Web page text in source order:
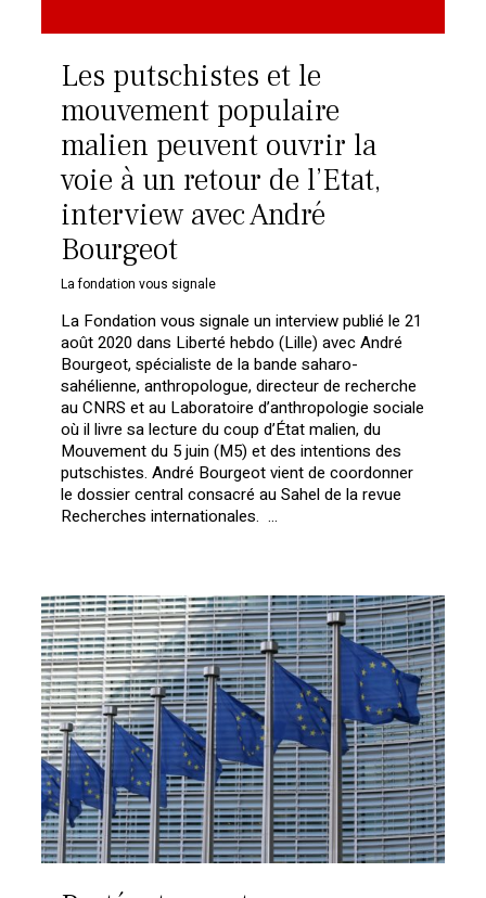
Les putschistes et le
mouvement populaire
malien peuvent ouvrir la
voie à un retour de l’Etat,
interview avec André
Bourgeot
La fondation vous signale
La Fondation vous signale un interview publié le 21
août 2020 dans Liberté hebdo (Lille) avec André
Bourgeot, spécialiste de la bande saharo-
sahélienne, anthropologue, directeur de recherche
au CNRS et au Laboratoire d’anthropologie sociale
où il livre sa lecture du coup d’État malien, du
Mouvement du 5 juin (M5) et des intentions des
putschistes. André Bourgeot vient de coordonner
le dossier central consacré au Sahel de la revue
Recherches internationales. …